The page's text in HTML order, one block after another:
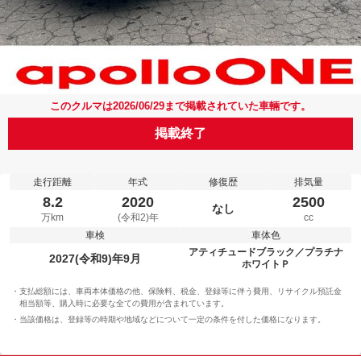
このクルマは2026/06/29まで掲載されていた車輛です。
掲載終了
走行距離
8.2
万km
年式
2020
(令和2)年
修復歴
なし
排気量
2500
cc
車検
2027(令和9)年9月
車体色
アティチュードブラック／プラチナ
ホワイトＰ
支払総額には、車両本体価格の他、保険料、税金、登録等に伴う費用、リサイクル預託金
相当額等、購入時に必要な全ての費用が含まれています。
当該価格は、登録等の時期や地域などについて一定の条件を付した価格になります。